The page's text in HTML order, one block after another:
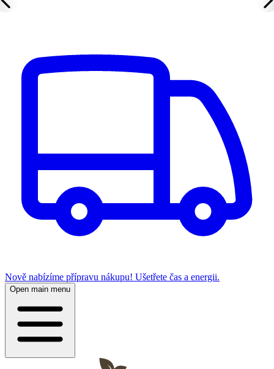
Nově nabízíme přípravu nákupu! Ušetřete čas a energii.
Open main menu